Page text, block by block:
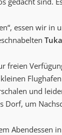
essen wir
freien
und
Dorf, um
Abendessen